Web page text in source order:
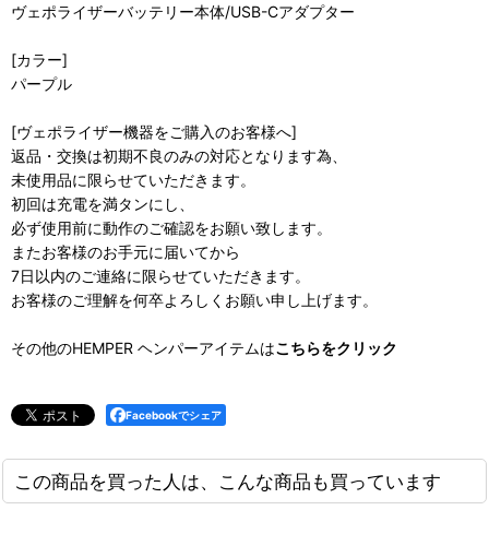
ヴェポライザーバッテリー本体/USB-Cアダプター
[カラー]
パープル
[ヴェポライザー機器をご購入のお客様へ]
返品・交換は初期不良のみの対応となります為、
未使用品に限らせていただきます。
初回は充電を満タンにし、
必ず使用前に動作のご確認をお願い致します。
またお客様のお手元に届いてから
7日以内のご連絡に限らせていただきます。
お客様のご理解を何卒よろしくお願い申し上げます。
その他のHEMPER ヘンパーアイテムはこちらをクリック
Facebookでシェア
この商品を買った人は、こんな商品も買っています